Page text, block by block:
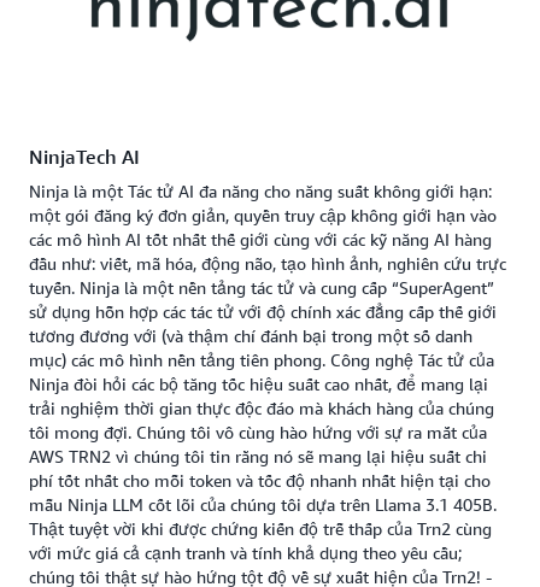
NinjaTech AI
Ninja là một Tác tử AI đa năng cho năng suất không giới hạn:
một gói đăng ký đơn giản, quyền truy cập không giới hạn vào
các mô hình AI tốt nhất thế giới cùng với các kỹ năng AI hàng
đầu như: viết, mã hóa, động não, tạo hình ảnh, nghiên cứu trực
tuyến. Ninja là một nền tảng tác tử và cung cấp “SuperAgent”
sử dụng hỗn hợp các tác tử với độ chính xác đẳng cấp thế giới
tương đương với (và thậm chí đánh bại trong một số danh
mục) các mô hình nền tảng tiên phong. Công nghệ Tác tử của
Ninja đòi hỏi các bộ tăng tốc hiệu suất cao nhất, để mang lại
trải nghiệm thời gian thực độc đáo mà khách hàng của chúng
tôi mong đợi. Chúng tôi vô cùng hào hứng với sự ra mắt của
AWS TRN2 vì chúng tôi tin rằng nó sẽ mang lại hiệu suất chi
phí tốt nhất cho mỗi token và tốc độ nhanh nhất hiện tại cho
mẫu Ninja LLM cốt lõi của chúng tôi dựa trên Llama 3.1 405B.
Thật tuyệt vời khi được chứng kiến độ trễ thấp của Trn2 cùng
với mức giá cả cạnh tranh và tính khả dụng theo yêu cầu;
chúng tôi thật sự hào hứng tột độ về sự xuất hiện của Trn2! -